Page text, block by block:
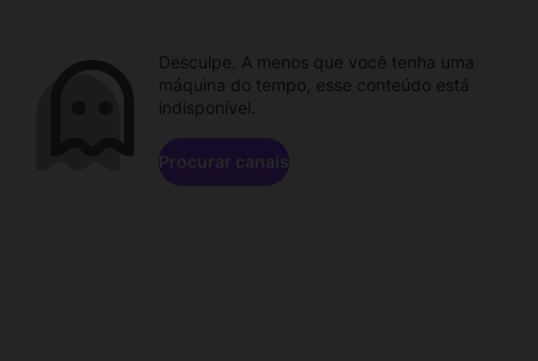
Desculpe. A menos que você tenha uma
máquina do tempo, esse conteúdo está
indisponível.
Procurar canais